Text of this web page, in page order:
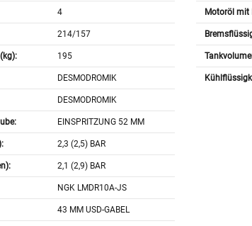
4
214/157
195
DESMODROMIK
DESMODROMIK
EINSPRITZUNG 52 MM
2,3 (2,5) BAR
2,1 (2,9) BAR
NGK LMDR10A-JS
43 MM USD-GABEL
Motoröl mit